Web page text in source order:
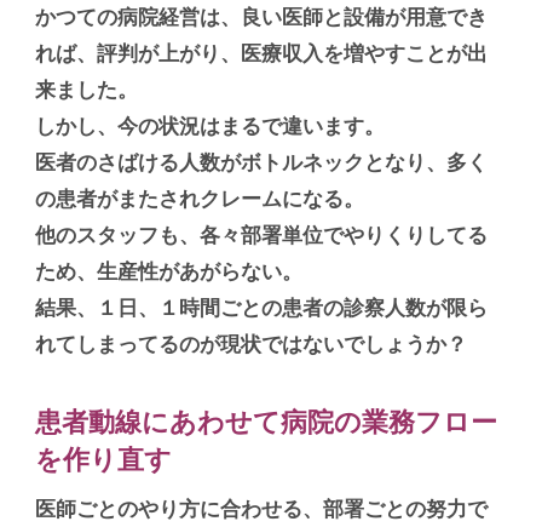
かつての病院経営は、良い医師と設備が用意でき
れば、評判が上がり、医療収入を増やすことが出
来ました。
しかし、今の状況はまるで違います。
医者のさばける人数がボトルネックとなり、多く
の患者がまたされクレームになる。
他のスタッフも、各々部署単位でやりくりしてる
ため、生産性があがらない。
結果、１日、１時間ごとの患者の診察人数が限ら
れてしまってるのが現状ではないでしょうか？
患者動線にあわせて病院の業務フロー
を作り直す
医師ごとのやり方に合わせる、部署ごとの努力で